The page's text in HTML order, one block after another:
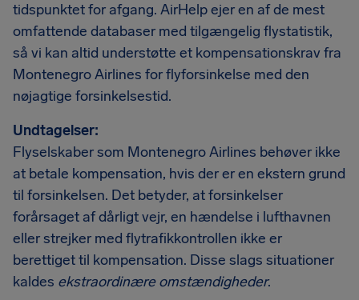
tidspunktet for afgang. AirHelp ejer en af de mest
omfattende databaser med tilgængelig flystatistik,
så vi kan altid understøtte et kompensationskrav fra
Montenegro Airlines for flyforsinkelse med den
nøjagtige forsinkelsestid.
Undtagelser:
Flyselskaber som Montenegro Airlines behøver ikke
at betale kompensation, hvis der er en ekstern grund
til forsinkelsen. Det betyder, at forsinkelser
forårsaget af dårligt vejr, en hændelse i lufthavnen
eller strejker med flytrafikkontrollen ikke er
berettiget til kompensation. Disse slags situationer
kaldes ekstraordinære omstændigheder.